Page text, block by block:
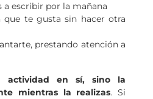
escribir por la mañana
que te gusta sin hacer otra
prestando atención a
actividad en sí, sino la
mientras la realizas. Si